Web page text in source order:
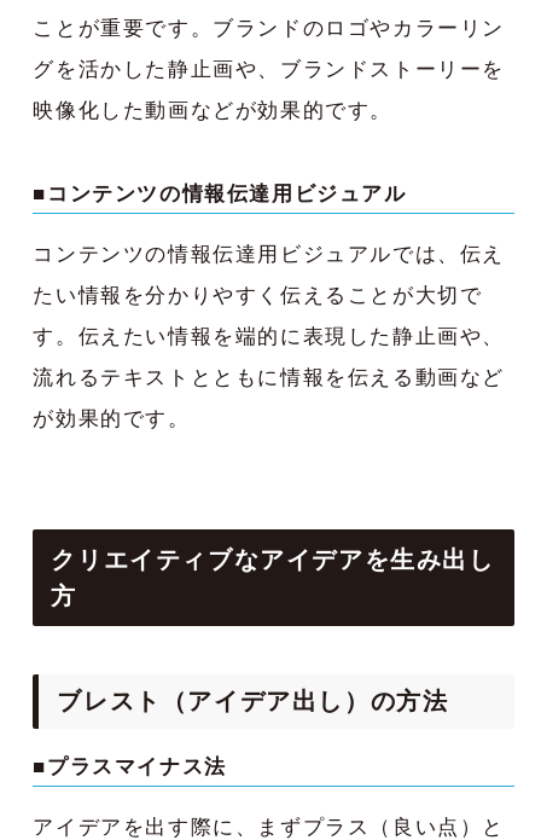
ことが重要です。ブランドのロゴやカラーリン
グを活かした静止画や、ブランドストーリーを
映像化した動画などが効果的です。
■コンテンツの情報伝達用ビジュアル
コンテンツの情報伝達用ビジュアルでは、伝え
たい情報を分かりやすく伝えることが大切で
す。伝えたい情報を端的に表現した静止画や、
流れるテキストとともに情報を伝える動画など
が効果的です。
クリエイティブなアイデアを生み出 し
方
ブレスト（アイデア出し）の方法
■プラスマイナス法
アイデアを出す際に、まずプラス（良い点）と